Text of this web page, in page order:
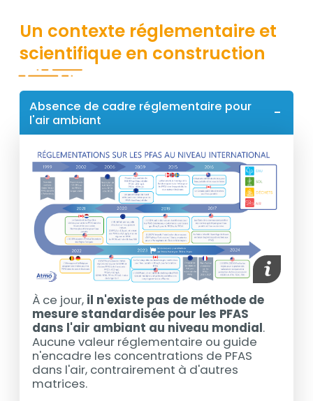
Titre
Un contexte réglementaire et
scientifique en construction
Absence de cadre réglementaire pour
l'air ambiant
À ce jour, il n'existe pas de méthode de
mesure standardisée pour les PFAS
dans l'air ambiant au niveau mondial.
Aucune valeur réglementaire ou guide
n'encadre les concentrations de PFAS
dans l'air, contrairement à d'autres
matrices.